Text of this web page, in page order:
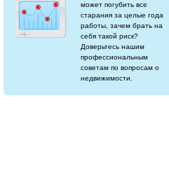
может погубить все
старания за целые года
работы, зачем брать на
себя такой риск?
Доверьтесь нашим
профессиональным
советам по вопросам о
недвижимости.